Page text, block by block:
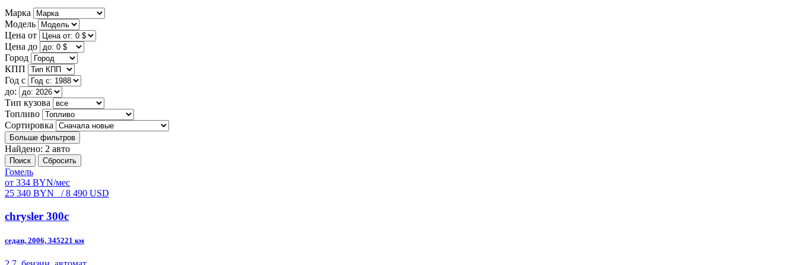
Марка
Модель
Цена от
Цена до
Город
КПП
Год с
до:
Тип кузова
Топливо
Сортировка
Больше фильтров
Найдено: 2 авто
Поиск Сбросить
Гомель
от 334 BYN/мес
25 340 BYN
/ 8 490 USD
chrysler 300c
седан, 2006, 345221 км